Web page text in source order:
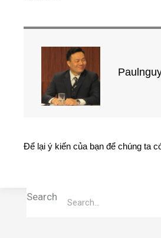
Để lại ý kiến của bạn để chúng ta
Search